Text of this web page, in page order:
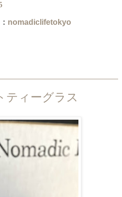
nomadiclifetokyo
ティーグラス